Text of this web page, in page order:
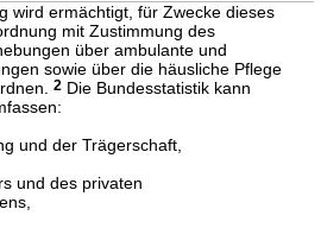
wird ermächtigt, für Zwecke dieses
mit Zustimmung des
über ambulante und
sowie über die häusliche Pflege
2Die Bundesstatistik kann
und der Trägerschaft,
und des privaten